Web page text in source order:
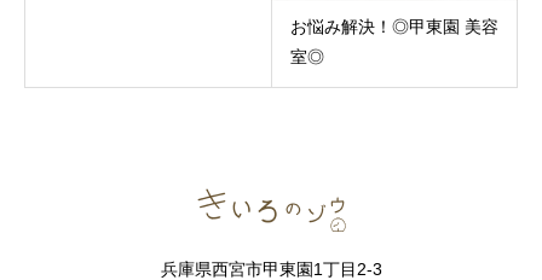
お悩み解決！◎甲東園 美容
室◎
兵庫県西宮市甲東園1丁目2-3